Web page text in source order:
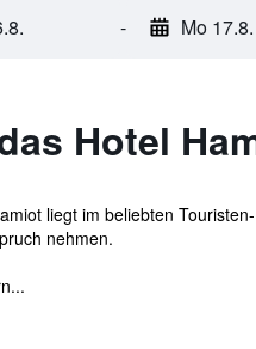
- Mo 17.8.
Hotel
liegt im beliebten
nehmen.